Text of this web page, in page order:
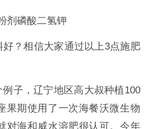
剂磷酸二氢钾
好 ？相信大家通过以上3点施肥
子，辽宁地区高大叔种植100
果期使用了一次海餐沃微生物
对海和威水溶肥很认可。今年